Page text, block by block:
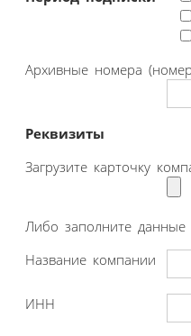
Архивные номера
Реквизиты
Загрузите карточку
Либо заполните данные
Название компании
ИНН